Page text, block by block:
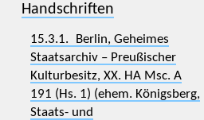
Handschriften
15.3.1. Berlin, Geheimes
Staatsarchiv – Preußischer
Kulturbesitz, XX. HA Msc. A
191 (Hs. 1) (ehem. Königsberg,
Staats- und